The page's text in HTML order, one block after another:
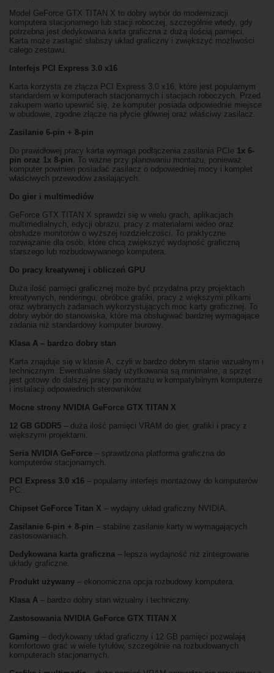
Model GeForce GTX TITAN X to dobry wybór do modernizacji
komputera stacjonarnego lub stacji roboczej, szczególnie wtedy, gdy
potrzebna jest dedykowana karta graficzna z dużą ilością pamięci.
Karta może zastąpić słabszy układ graficzny i zwiększyć możliwości
całego zestawu.
Interfejs PCI Express 3.0 x16
Karta korzysta ze złącza PCI Express 3.0 x16, które jest popularnym
standardem w komputerach stacjonarnych i stacjach roboczych. Przed
zakupem warto upewnić się, że komputer posiada odpowiednie miejsce
w obudowie, zgodne złącze na płycie głównej oraz właściwy zasilacz.
Zasilanie 6-pin + 8-pin
Do prawidłowej pracy karta wymaga podłączenia zasilania PCIe 1x 6-
pin oraz 1x 8-pin. To ważne przy planowaniu montażu, ponieważ
komputer powinien posiadać zasilacz o odpowiedniej mocy i komplet
właściwych przewodów zasilających.
Do gier i multimediów
GeForce GTX TITAN X sprawdzi się w wielu grach, aplikacjach
multimedialnych, edycji obrazu, pracy z materiałami wideo oraz
obsłudze monitorów o wyższej rozdzielczości. To praktyczne
rozwiązanie dla osób, które chcą zwiększyć wydajność graficzną
starszego lub rozbudowywanego komputera.
Do pracy kreatywnej i obliczeń GPU
Duża ilość pamięci graficznej może być przydatna przy projektach
kreatywnych, renderingu, obróbce grafiki, pracy z większymi plikami
oraz wybranych zadaniach wykorzystujących moc karty graficznej. To
dobry wybór do stanowiska, które ma obsługiwać bardziej wymagające
zadania niż standardowy komputer biurowy.
Klasa A – bardzo dobry stan
Karta znajduje się w klasie A, czyli w bardzo dobrym stanie wizualnym i
technicznym. Ewentualne ślady użytkowania są minimalne, a sprzęt
jest gotowy do dalszej pracy po montażu w kompatybilnym komputerze
i instalacji odpowiednich sterowników.
Mocne strony NVIDIA GeForce GTX TITAN X
12 GB GDDR5 – duża ilość pamięci VRAM do gier, grafiki i pracy z
większymi projektami.
Seria NVIDIA GeForce – sprawdzona platforma graficzna do
komputerów stacjonarnych.
PCI Express 3.0 x16 – popularny interfejs montażowy do komputerów
PC.
Chipset GeForce Titan X – wydajny układ graficzny NVIDIA.
Zasilanie 6-pin + 8-pin – stabilne zasilanie karty w wymagających
zastosowaniach.
Dedykowana karta graficzna – lepsza wydajność niż zintegrowane
układy graficzne.
Produkt używany – ekonomiczna opcja rozbudowy komputera.
Klasa A – bardzo dobry stan wizualny i techniczny.
Zastosowania NVIDIA GeForce GTX TITAN X
Gaming – dedykowany układ graficzny i 12 GB pamięci pozwalają
komfortowo grać w wiele tytułów, szczególnie na rozbudowanych
komputerach stacjonarnych.